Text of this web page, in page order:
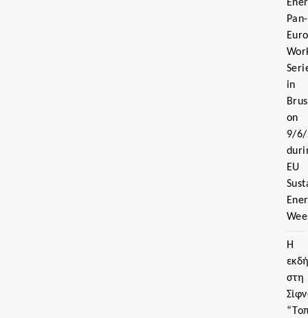
Pan-
in
on
9/6/
EU
Η
στη